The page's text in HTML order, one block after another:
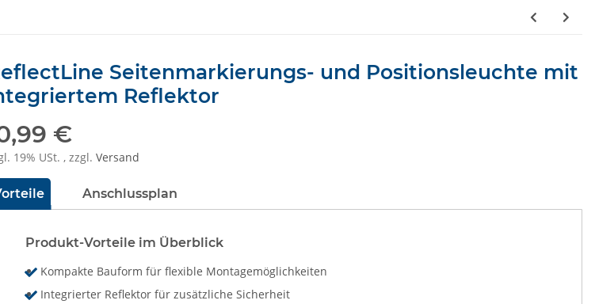
Seitenmarkierungs- und Positionsleuchte mit
Reflektor
€
19% USt. , zzgl. Versand
Anschlussplan
Produkt-Vorteile im Überblick
Kompakte Bauform für flexible Montagemöglichkeiten
Integrierter Reflektor für zusätzliche Sicherheit